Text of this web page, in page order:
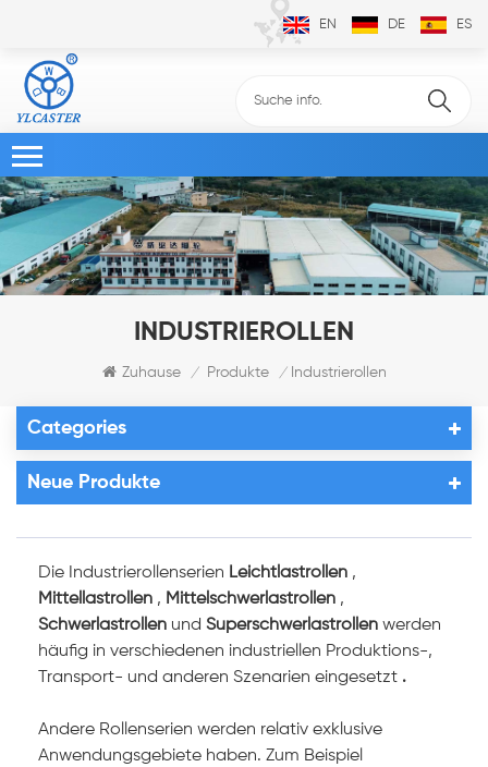
EN DE ES
INDUSTRIEROLLEN
Zuhause / Produkte / Industrierollen
Categories
Neue Produkte
Die Industrierollenserien Leichtlastrollen ,
Mittellastrollen , Mittelschwerlastrollen ,
Schwerlastrollen und Superschwerlastrollen werden
häufig in verschiedenen industriellen Produktions-,
Transport- und anderen Szenarien eingesetzt .
Andere Rollenserien werden relativ exklusive
Anwendungsgebiete haben. Zum Beispiel